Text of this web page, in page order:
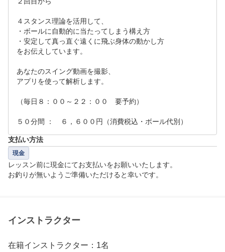
４スタンス理論を活用して、
・ボールに自動的に当たってしまう構え方
・安定して真っ直ぐ遠くに飛ぶ身体の動かし方
をお伝えしています。
あなたのスイング動画を撮影、
アプリを使って解析します。
（毎日８：００～２２：００　要予約）
５０分間 ：　６，６００円（消費税込・ボール代別）
支払い方法
現金
レッスン前に現金にてお支払いをお願いいたします。
お釣りが無いようご準備いただけると幸いです。
インストラクター
在籍インストラクター：1名